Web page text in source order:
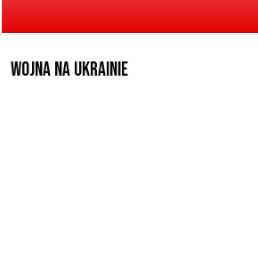
Wojna na Ukrainie